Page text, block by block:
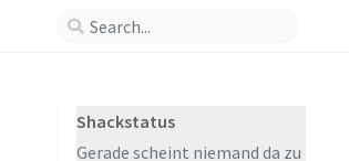
Shackstatus
Gerade scheint niemand da zu